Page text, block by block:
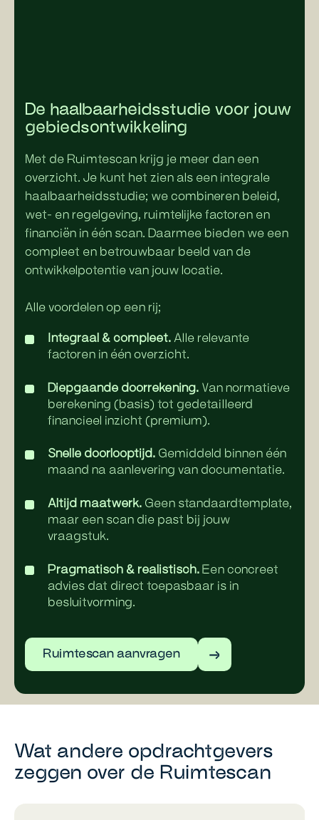
De haalbaarheidsstudie voor jouw
gebiedsontwikkeling
Met de Ruimtescan krijg je meer dan een
overzicht. Je kunt het zien als een integrale
haalbaarheidsstudie: we combineren beleid,
wet- en regelgeving, ruimtelijke factoren en
financiën in één scan. Daarmee bieden we een
compleet en betrouwbaar beeld van de
ontwikkelpotentie van jouw locatie.
Alle voordelen op een rij:
Integraal & compleet.Alle relevante
factoren in één overzicht.
Diepgaande doorrekening.Van normatieve
berekening (basis) tot gedetailleerd
financieel inzicht (premium).
Snelle doorlooptijd.Gemiddeld binnen één
maand na aanlevering van documentatie.
Altijd maatwerk.Geen standaardtemplate,
maar een scan die past bij jouw
vraagstuk.
Pragmatisch & realistisch.Een concreet
advies dat direct toepasbaar is in
besluitvorming.
Ruimtescan aanvragen
Wat andere opdrachtgevers
zeggen over de Ruimtescan